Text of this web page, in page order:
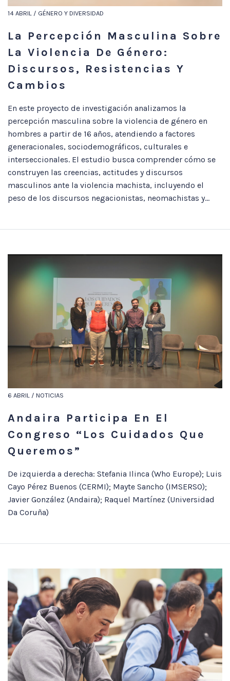
14 ABRIL / GÉNERO Y DIVERSIDAD
La Percepción Masculina Sobre
La Violencia De Género:
Discursos, Resistencias Y
Cambios
En este proyecto de investigación analizamos la
percepción masculina sobre la violencia de género en
hombres a partir de 16 años, atendiendo a factores
generacionales, sociodemográficos, culturales e
interseccionales. El estudio busca comprender cómo se
construyen las creencias, actitudes y discursos
masculinos ante la violencia machista, incluyendo el
peso de los discursos negacionistas, neomachistas y...
6 ABRIL / NOTICIAS
Andaira Participa En El
Congreso “Los Cuidados Que
Queremos”
De izquierda a derecha: Stefania Ilinca (Who Europe); Luis
Cayo Pérez Buenos (CERMI); Mayte Sancho (IMSERSO);
Javier González (Andaira); Raquel Martínez (Universidad
Da Coruña)